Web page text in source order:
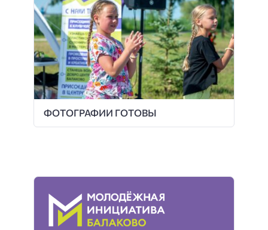
ФОТОГРАФИИ ГОТОВЫ